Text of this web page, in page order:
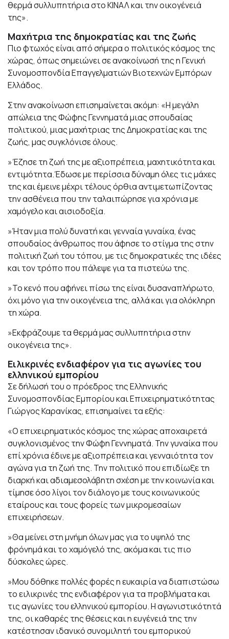
θερμά συλλυπητήρια στο ΚΙΝΑΛ και την οικογένειά
της».
Μαχήτρια της δημοκρατίας και της ζωής
Πιο φτωχός είναι από σήμερα ο πολιτικός κόσμος της
χώρας, όπως σημειώνει σε ανακοίνωσή της η Γενική
Συνομοσπονδία Επαγγελματιών Βιοτεχνών Εμπόρων
Ελλάδος.
Στην ανακοίνωση επισημαίνεται ακόμη: «Η μεγάλη
απώλεια της Φώφης Γεννηματά μιας σπουδαίας
πολιτικού, μιας μαχήτριας της Δημοκρατίας και της
ζωής, μας συγκλόνισε όλους.
»Έζησε τη ζωή της με αξιοπρέπεια, μαχητικότητα και
εντιμότητα.Έδωσε με περίσσια δύναμη όλες τις μάχες
της και έμεινε μέχρι τέλους όρθια αντιμετωπίζοντας
την ασθένεια που την ταλαιπώρησε για χρόνια με
χαμόγελο και αισιοδοξία.
»Ήταν μια πολύ δυνατή και γενναία γυναίκα, ένας
σπουδαίος άνθρωπος που άφησε το στίγμα της στην
πολιτική ζωή του τόπου, με τις δημοκρατικές της ιδέες
και τον τρόπο που πάλεψε για τα πιστεύω της.
»Το κενό που αφήνει πίσω της είναι δυσαναπλήρωτο,
όχι μόνο για την οικογένεια της, αλλά και για ολόκληρη
τη χώρα.
»Εκφράζουμε τα θερμά μας συλλυπητήρια στην
οικογένεια της».
Ειλικρινές ενδιαφέρον για τις αγωνίες του
ελληνικού εμπορίου
Σε δήλωσή του ο πρόεδρος της Ελληνικής
Συνομοσπονδίας Εμπορίου και Επιχειρηματικότητας
Γιώργος Καρανίκας, επισημαίνει τα εξής:
«Ο επιχειρηματικός κόσμος της χώρας αποχαιρετά
συγκλονισμένος την Φώφη Γεννηματά. Την γυναίκα που
επί χρόνια έδινε με αξιοπρέπεια και γενναιότητα τον
αγώνα για τη ζωή της. Την πολιτικό που επιδίωξε τη
διαρκή και αδιαμεσολάβητη σχέση με την κοινωνία και
τίμησε όσο λίγοι τον διάλογο με τους κοινωνικούς
εταίρους και τους φορείς των μικρομεσαίων
επιχειρήσεων.
»Θα μείνει στη μνήμη όλων μας για το υψηλό της
φρόνημά και το χαμόγελό της, ακόμα και τις πιο
δύσκολες ώρες.
»Μου δόθηκε πολλές φορές η ευκαιρία να διαπιστώσω
το ειλικρινές της ενδιαφέρον για τα προβλήματα και
τις αγωνίες του ελληνικού εμπορίου. Η αγωνιστικότητά
της, οι καθαρές της θέσεις και η ευγένειά της την
κατέστησαν ιδανικό συνομιλητή του εμπορικού